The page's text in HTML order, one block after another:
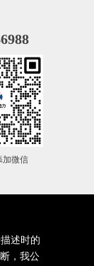
加微信
述时的
，我公